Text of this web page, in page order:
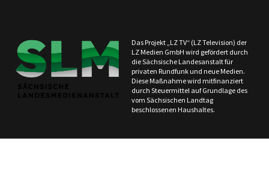
Das Projekt „LZ TV“ (LZ Television) der
LZ Medien GmbH wird gefördert durch
die Sächsische Landesanstalt für
privaten Rundfunk und neue Medien.
Diese Maßnahme wird mitfinanziert
durch Steuermittel auf Grundlage des
vom Sächsischen Landtag
beschlossenen Haushaltes.